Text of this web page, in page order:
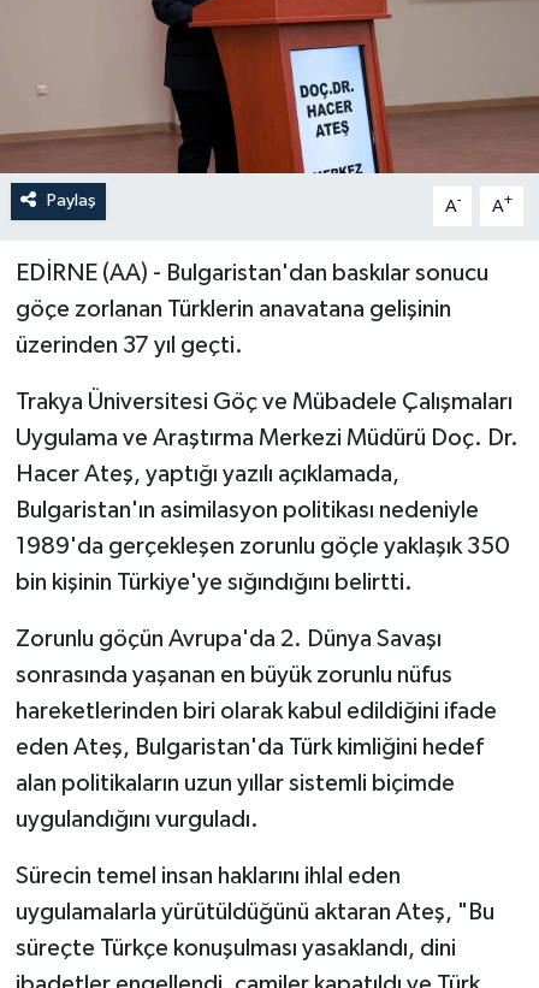
Paylaş A- A+
EDİRNE (AA) - Bulgaristan'dan baskılar sonucu
göçe zorlanan Türklerin anavatana gelişinin
üzerinden 37 yıl geçti.
Trakya Üniversitesi Göç ve Mübadele Çalışmaları
Uygulama ve Araştırma Merkezi Müdürü Doç. Dr.
Hacer Ateş, yaptığı yazılı açıklamada,
Bulgaristan'ın asimilasyon politikası nedeniyle
1989'da gerçekleşen zorunlu göçle yaklaşık 350
bin kişinin Türkiye'ye sığındığını belirtti.
Zorunlu göçün Avrupa'da 2. Dünya Savaşı
sonrasında yaşanan en büyük zorunlu nüfus
hareketlerinden biri olarak kabul edildiğini ifade
eden Ateş, Bulgaristan'da Türk kimliğini hedef
alan politikaların uzun yıllar sistemli biçimde
uygulandığını vurguladı.
Sürecin temel insan haklarını ihlal eden
uygulamalarla yürütüldüğünü aktaran Ateş, "Bu
süreçte Türkçe konuşulması yasaklandı, dini